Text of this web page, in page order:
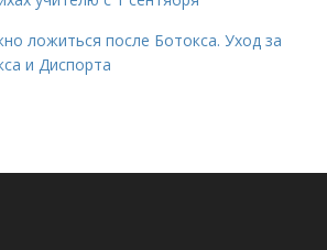
ложиться после Ботокса. Уход за
и Диспорта